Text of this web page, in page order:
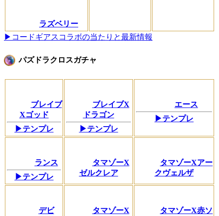
ラズベリー
▶コードギアスコラボの当たりと最新情報
パズドラクロスガチャ
ブレイブ
Xゴッド
▶テンプレ
ブレイブX
ドラゴン
▶テンプレ
エース
▶テンプレ
ランス
▶テンプレ
タマゾーX
ゼルクレア
タマゾーXアー
クヴェルザ
デビ
タマゾーX
タマゾーX赤ソ